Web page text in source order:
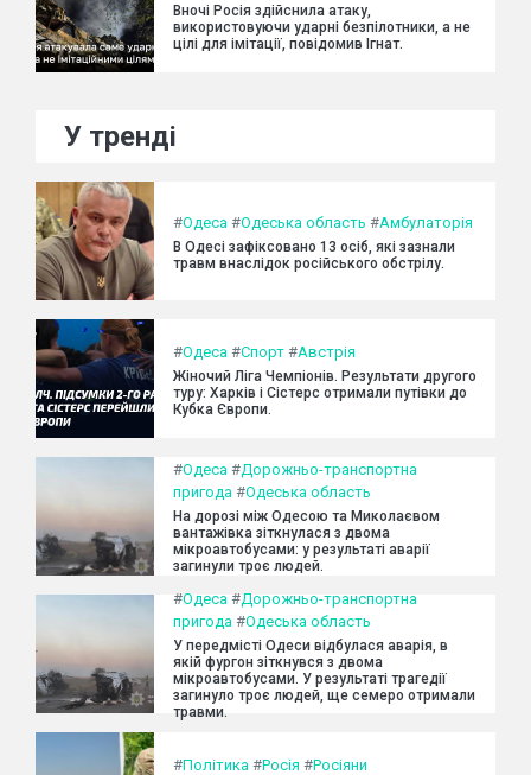
Вночі Росія здійснила атаку,
використовуючи ударні безпілотники, а не
цілі для імітації, повідомив Ігнат.
У тренді
#Одеса #Одеська область #Амбулаторія
В Одесі зафіксовано 13 осіб, які зазнали
травм внаслідок російського обстрілу.
#Одеса #Спорт #Австрія
Жіночий Ліга Чемпіонів. Результати другого
туру: Харків і Сістерс отримали путівки до
Кубка Європи.
#Одеса #Дорожньо-транспортна
пригода #Одеська область
На дорозі між Одесою та Миколаєвом
вантажівка зіткнулася з двома
мікроавтобусами: у результаті аварії
загинули троє людей.
#Одеса #Дорожньо-транспортна
пригода #Одеська область
У передмісті Одеси відбулася аварія, в
якій фургон зіткнувся з двома
мікроавтобусами. У результаті трагедії
загинуло троє людей, ще семеро отримали
травми.
#Політика #Росія #Росіяни